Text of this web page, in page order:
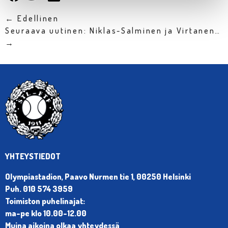
← Edellinen
Seuraava uutinen: Niklas-Salminen ja Virtanen…
→
YHTEYSTIEDOT
Olympiastadion, Paavo Nurmen tie 1, 00250 Helsinki
Puh. 010 574 3959
Toimiston puhelinajat:
ma-pe klo 10.00-12.00
Muina aikoina olkaa yhteydessä